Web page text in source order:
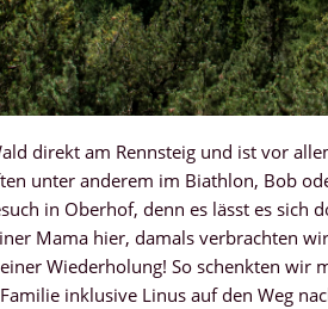
direkt am Rennsteig und ist vor
unter anderem im Biathlon, Bob
in Oberhof, denn es lässt es
Mama hier, damals verbrachten
Wiederholung! So schenkten wir
inklusive Linus auf den Weg